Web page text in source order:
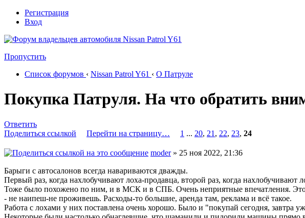
Регистрация
Вход
Пропустить
Список форумов ‹ Nissan Patrol Y61 ‹ О Патруле
Покупка Патруля. На что обратить
Ответить
Поделиться ссылкой
Перейти на страницу… 1 ... 20, 21 , 22, 23, 24
moder» 25 ноя 2022, 21:36
Барыги с автосалонов всегда навариваются дважды.
Первый раз, когда нахлобучивают лоха-продавца, второй раз, когда нахлобучивают
Тоже было похожено по ним, и в МСК и в СПБ. Очень неприятные впечатления.
- не наипеш-не проживешь. Расходы-то большие, аренда там, реклама и всё такое.
Работа с лохами у них поставлена очень хорошо. Было и "покупай сегодня, завтра